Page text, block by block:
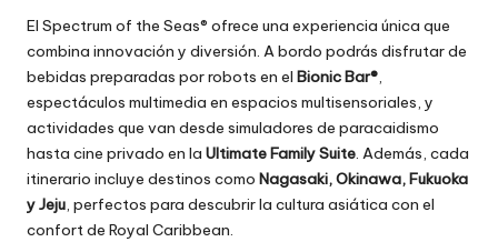
El Spectrum of the Seas® ofrece una experiencia única que
combina innovación y diversión. A bordo podrás disfrutar de
bebidas preparadas por robots en el Bionic Bar®,
espectáculos multimedia en espacios multisensoriales, y
actividades que van desde simuladores de paracaidismo
hasta cine privado en la Ultimate Family Suite. Además, cada
itinerario incluye destinos como Nagasaki, Okinawa, Fukuoka
y Jeju, perfectos para descubrir la cultura asiática con el
confort de Royal Caribbean.